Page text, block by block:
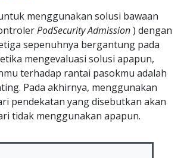
menggunakan solusi bawaan
PodSecurity Admission) dengan
sepenuhnya bergantung pada
mengevaluasi solusi apapun,
terhadap rantai pasokmu adalah
Pada akhirnya, menggunakan
pendekatan yang disebutkan akan
tidak menggunakan apapun.